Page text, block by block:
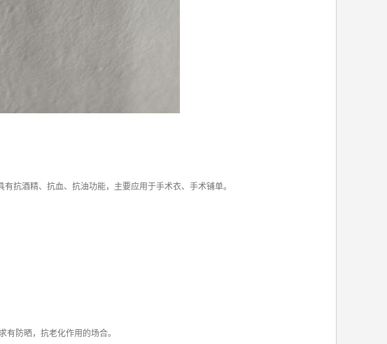
抗酒精、抗血、抗油功能，主要应用于手术衣、手术铺单。
防晒，抗老化作用的场合。